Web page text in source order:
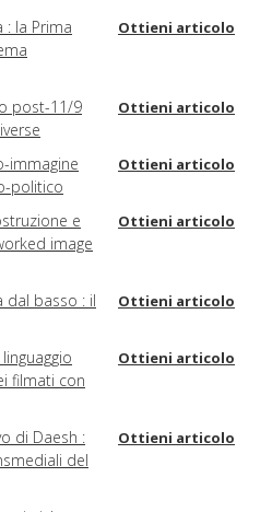
: la Prima
Ottieni articolo
post-11/9
Ottieni articolo
immagine
politico
Ottieni articolo
e
image
Ottieni articolo
dal basso : il
Ottieni articolo
filmati con
Ottieni articolo
di Daesh :
del
Ottieni articolo